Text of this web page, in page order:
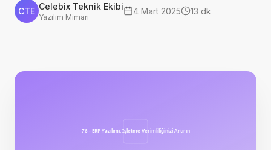
CTE Celebix Teknik Ekibi
Yazılım Mimarı
4 Mart 2025 13 dk